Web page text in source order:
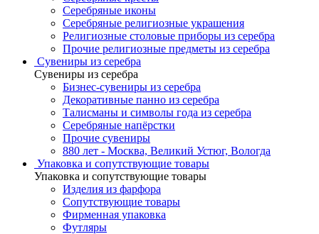
Серебряные иконы
Серебряные религиозные украшения
Религиозные столовые приборы из серебра
Прочие религиозные предметы из серебра
Сувениры из серебра
Сувениры из серебра
Бизнес-сувениры из серебра
Декоративные панно из серебра
Талисманы и символы года из серебра
Серебряные напёрстки
Прочие сувениры
880 лет - Москва, Великий Устюг, Вологда
Упаковка и сопутствующие товары
Упаковка и сопутствующие товары
Изделия из фарфора
Сопутствующие товары
Фирменная упаковка
Футляры